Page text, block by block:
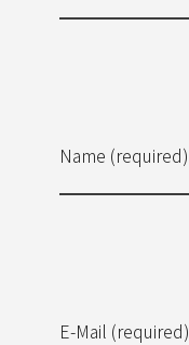
Name (required)
E-Mail (required)